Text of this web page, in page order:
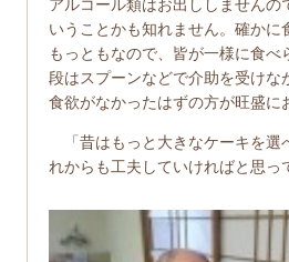
アルコール類はお出ししません
いうことかも知れません。確か
もっともなので、皆が一様に食
段はスプーンなどで介助を受け
食欲がなかったはずの方が旺盛
「昔はもっと大きなケーキを選
れからも工夫していければと思っ